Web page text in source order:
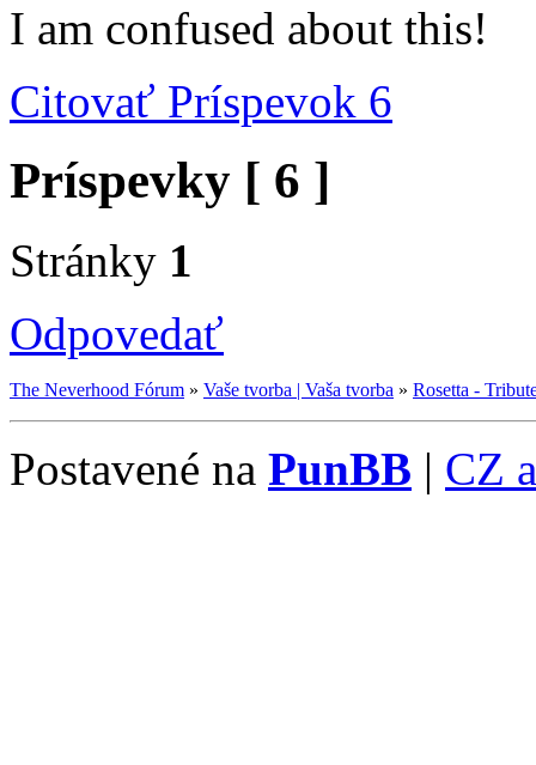
I am confused about this!
Citovať Príspevok 6
Príspevky [ 6 ]
Stránky 1
Odpovedať
The Neverhood Fórum » Vaše tvorba | Vaša tvorba » Rosetta -
Postavené na PunBB | CZ